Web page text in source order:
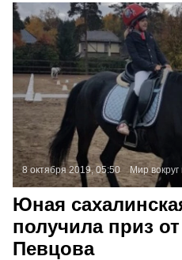
8 октября 2019, 05:50 Мир вокруг
Юная
получила приз
Певцова